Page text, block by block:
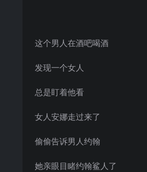
这个男人在酒吧喝酒
发现一个女人
总是盯着他看
女人安娜走过来了
偷偷告诉男人约翰
她亲眼目睹约翰鲨人了